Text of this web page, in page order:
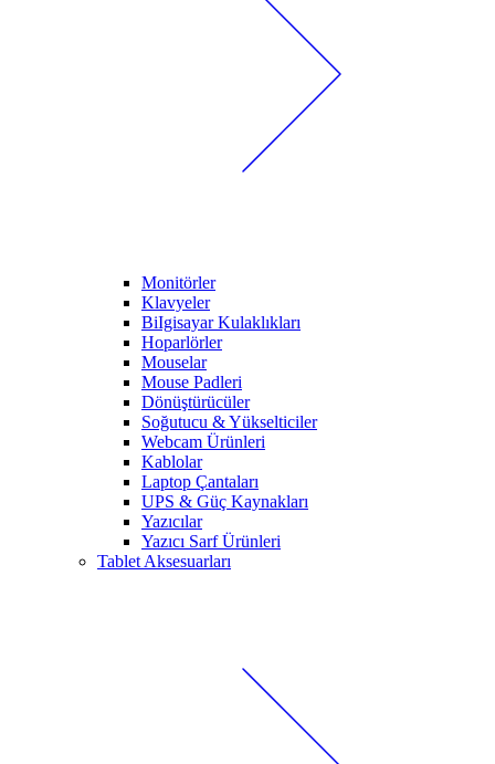
Monitörler
Klavyeler
BiIgisayar Kulaklıkları
Hoparlörler
Mouselar
Mouse Padleri
Dönüştürücüler
Soğutucu & Yükselticiler
Webcam Ürünleri
Kablolar
Laptop Çantaları
UPS & Güç Kaynakları
Yazıcılar
Yazıcı Sarf Ürünleri
Tablet Aksesuarları